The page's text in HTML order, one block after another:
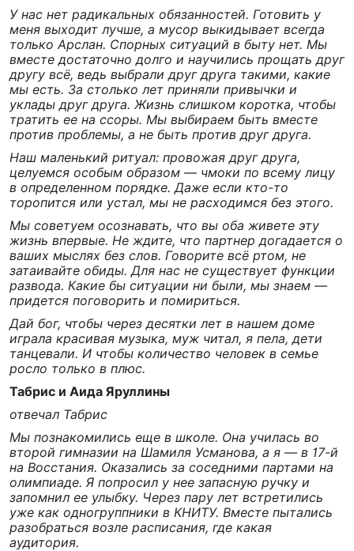
У нас нет радикальных обязанностей. Готовить у
меня выходит лучше, а мусор выкидывает всегда
только Арслан. Спорных ситуаций в быту нет. Мы
вместе достаточно долго и научились прощать друг
другу всё, ведь выбрали друг друга такими, какие
мы есть. За столько лет приняли привычки и
уклады друг друга. Жизнь слишком коротка, чтобы
тратить ее на ссоры. Мы выбираем быть вместе
против проблемы, а не быть против друг друга.
Наш маленький ритуал: провожая друг друга,
целуемся особым образом — чмоки по всему лицу
в определенном порядке. Даже если кто-то
торопится или устал, мы не расходимся без этого.
Мы советуем осознавать, что вы оба живете эту
жизнь впервые. Не ждите, что партнер догадается о
ваших мыслях без слов. Говорите всё ртом, не
затаивайте обиды. Для нас не существует функции
развода. Какие бы ситуации ни были, мы знаем —
придется поговорить и помириться.
Дай бог, чтобы через десятки лет в нашем доме
играла красивая музыка, муж читал, я пела, дети
танцевали. И чтобы количество человек в семье
росло только в плюс.
Табрис и Аида Яруллины
отвечал Табрис
Мы познакомились еще в школе. Она училась во
второй гимназии на Шамиля Усманова, а я — в 17-й
на Восстания. Оказались за соседними партами на
олимпиаде. Я попросил у нее запасную ручку и
запомнил ее улыбку. Через пару лет встретились
уже как одногруппники в КНИТУ. Вместе пытались
разобраться возле расписания, где какая
аудитория.